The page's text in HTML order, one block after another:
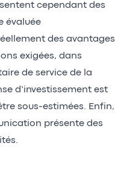
cependant des
évaluée
des avantages
exigées, dans
de service de la
d’investissement est
sous-estimées. Enfin,
présente des